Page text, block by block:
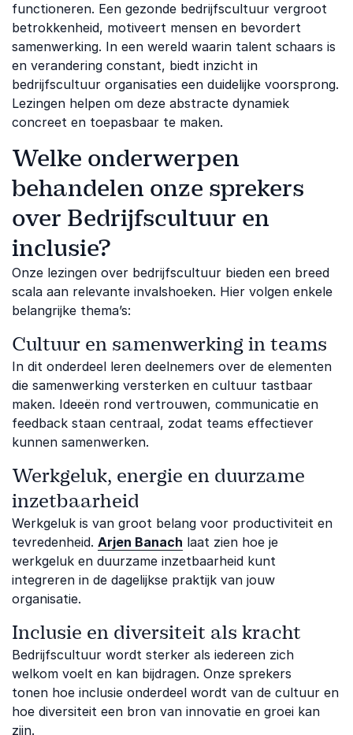
functioneren. Een gezonde bedrijfscultuur vergroot
betrokkenheid, motiveert mensen en bevordert
samenwerking. In een wereld waarin talent schaars is
en verandering constant, biedt inzicht in
bedrijfscultuur organisaties een duidelijke voorsprong.
Lezingen helpen om deze abstracte dynamiek
concreet en toepasbaar te maken.
Welke onderwerpen
behandelen onze sprekers
over Bedrijfscultuur en
inclusie?
Onze lezingen over bedrijfscultuur bieden een breed
scala aan relevante invalshoeken. Hier volgen enkele
belangrijke thema’s:
Cultuur en samenwerking in teams
In dit onderdeel leren deelnemers over de elementen
die samenwerking versterken en cultuur tastbaar
maken. Ideeën rond vertrouwen, communicatie en
feedback staan centraal, zodat teams effectiever
kunnen samenwerken.
Werkgeluk, energie en duurzame
inzetbaarheid
Werkgeluk is van groot belang voor productiviteit en
tevredenheid. Arjen Banach laat zien hoe je
werkgeluk en duurzame inzetbaarheid kunt
integreren in de dagelijkse praktijk van jouw
organisatie.
Inclusie en diversiteit als kracht
Bedrijfscultuur wordt sterker als iedereen zich
welkom voelt en kan bijdragen. Onze sprekers
tonen hoe inclusie onderdeel wordt van de cultuur en
hoe diversiteit een bron van innovatie en groei kan
zijn.